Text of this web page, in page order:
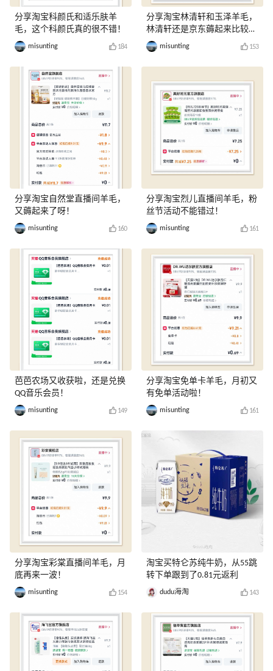
分享淘宝科颜氏和适乐肤羊
毛，这个科颜氏真的很不错！
misunting 184
分享淘宝自然堂直播间羊毛，
又薅起来了呀！
misunting 160
芭芭农场又收获啦，还是兑换
QQ音乐会员！
misunting 149
分享淘宝彩棠直播间羊毛，月
底再来一波！
misunting 154
分享淘宝林清轩和玉泽羊毛，
林清轩还是京东薅起来比较
爽！misunting 153
分享淘宝烈儿直播间羊毛，粉
丝节活动不能错过！
misunting 161
分享淘宝免单卡羊毛，月初又
有免单活动啦！
misunting 161
淘宝买特仑苏纯牛奶，从55跳
转下单跟到了0.81元返利
dudu海淘 143